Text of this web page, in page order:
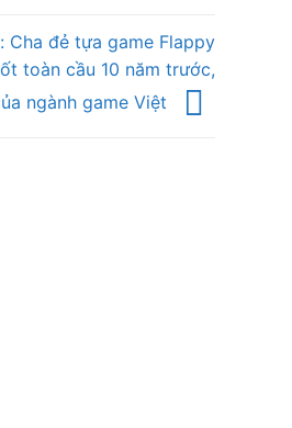
Cha đẻ tựa game Flappy
toàn cầu 10 năm trước,
ngành game Việt